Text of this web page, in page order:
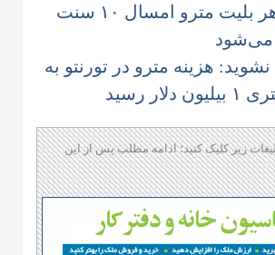
کرد؛ هر بلیت مترو امسال ۱۰ سنت
می‌شود
هزینه مترو در تورنتو به
دلار رسید
زیر کلیک کنید؛ ادامه مطلب پس از این